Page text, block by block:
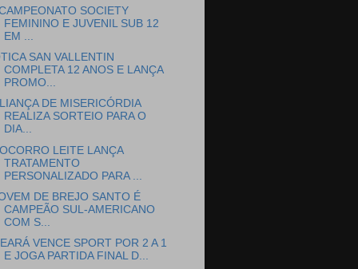
CAMPEONATO SOCIETY
FEMININO E JUVENIL SUB 12
EM ...
SAN VALLENTIN
COMPLETA 12 ANOS E LANÇA
PROMO...
DE MISERICÓRDIA
REALIZA SORTEIO PARA O
DIA...
LEITE LANÇA
TRATAMENTO
PERSONALIZADO PARA ...
DE BREJO SANTO É
CAMPEÃO SUL-AMERICANO
COM S...
VENCE SPORT POR 2 A 1
E JOGA PARTIDA FINAL D...